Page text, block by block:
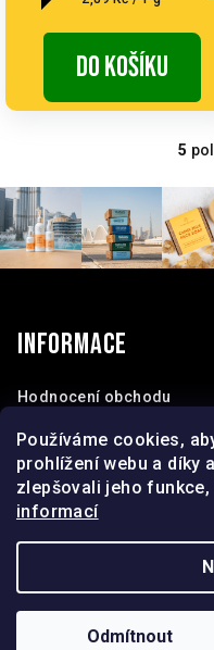
Používáme cookies,
prohlížení webu a díky
zlepšovali jeho
informací
Odmítnout
Do košíku
5
t
Informace
Hodnocení obchodu
Kontakty
O nás
I&M